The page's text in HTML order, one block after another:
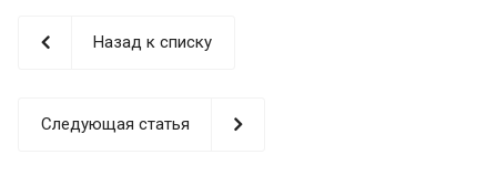
Назад к списку
Следующая статья